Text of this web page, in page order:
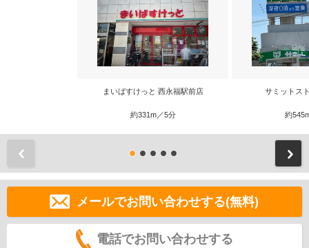
まいばすけっと 西永福駅前店
約331m／5分
サミットス
約
メールでお問い合わせする(無料)
電話でお問い合わせする